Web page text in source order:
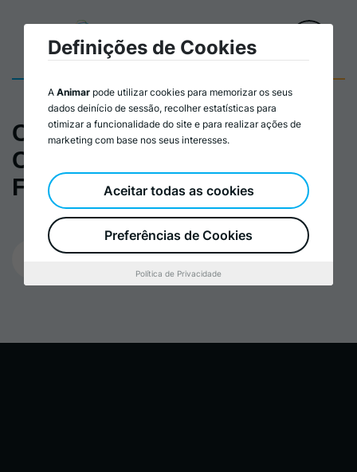
Comunicado de Imprensa
Coligação 6 dez para Coord
Final
Definições de Cookies
A Animar pode utilizar cookies para memorizar os seus
dados deinício de sessão, recolher estatísticas para
otimizar a funcionalidade do site e para realizar ações de
marketing com base nos seus interesses.
Preferências de Cookies
Aceitar todas as cookies
Política de Privacidade